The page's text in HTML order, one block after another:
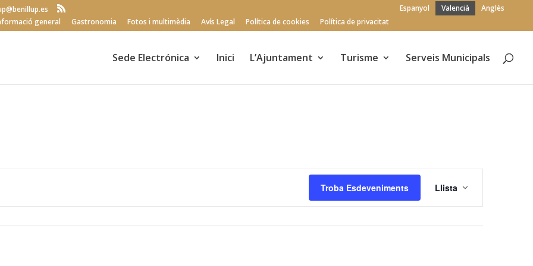
Espanyol Valencià
Anglès
general
Gastronomia Fotos i multimèdia Avís Legal Política de cookies Política de privacitat
Sede Electrónica Inici L’Ajuntament Turisme Serveis Municipals
Troba Esdeveniments
de
Llista